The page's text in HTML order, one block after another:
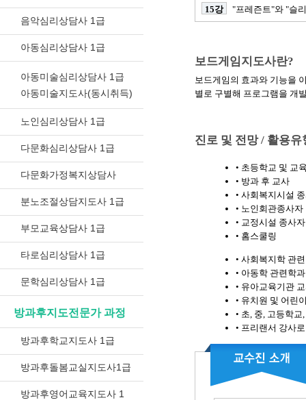
음악심리상담사 1급
아동심리상담사 1급
아동미술심리상담사 1급
아동미술지도사(동시취득)
노인심리상담사 1급
다문화심리상담사 1급
다문화가정복지상담사
분노조절상담지도사 1급
부모교육상담사 1급
타로심리상담사 1급
문학심리상담사 1급
방과후지도전문가 과정
방과후학교지도사 1급
방과후돌봄교실지도사1급
방과후영어교육지도사 1
15강 "프레즌트"와 "슬
보드게임지도사란?
보드게임의 효과와 기능을
별로 구별해 프로그램을 개
진로 및 전망 / 활용유
• 초등학교 및 교
• 방과 후 교사
• 사회복지시설
• 노인회관종사자
• 교정시설 종사자
• 홈스쿨링
• 사회복지학 관
• 아동학 관련학
• 유아교육기관
• 유치원 및 어린
• 초, 중, 고등학
• 프리랜서 강사